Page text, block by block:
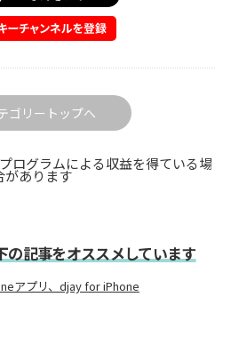
ゴリートップへ
ログラムによる収益を得ている場
があります
の記事をオススメしています
アプリ、djay for iPhone